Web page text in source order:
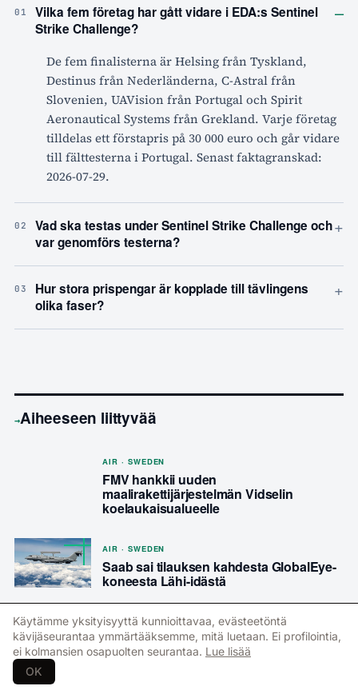
01
Vilka fem företag har gått vidare i EDA:s Sentinel
Strike Challenge?
–
De fem finalisterna är Helsing från Tyskland,
Destinus från Nederländerna, C-Astral från
Slovenien, UAVision från Portugal och Spirit
Aeronautical Systems från Grekland. Varje företag
tilldelas ett förstapris på 30 000 euro och går vidare
till fälttesterna i Portugal. Senast faktagranskad:
2026-07-29.
02
Vad ska testas under Sentinel Strike Challenge och
var genomförs testerna?
+
03
Hur stora prispengar är kopplade till tävlingens
olika faser?
+
→Aiheeseen liittyvää
AIR · SWEDEN
FMV hankkii uuden
maalirakettijärjestelmän Vidselin
koelaukaisualueelle
AIR · SWEDEN
Saab sai tilauksen kahdesta GlobalEye-
koneesta Lähi-idästä
JATKA LUKEMISTA
NEWSROOM
Käytämme yksityisyyttä kunnioittavaa, evästeetöntä
kävijäseurantaa ymmärtääksemme, mitä luetaan. Ei profilointia,
ei kolmansien osapuolten seurantaa. Lue lisää
OK